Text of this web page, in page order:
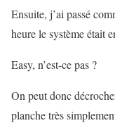
Ensuite, j’ai passé
heure le système était
Easy, n’est-ce pas ?
On peut donc
planche très